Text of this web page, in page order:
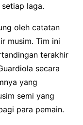
laga.
oleh catatan
musim. Tim ini
terakhir
secara
yang
semi yang
para pemain.